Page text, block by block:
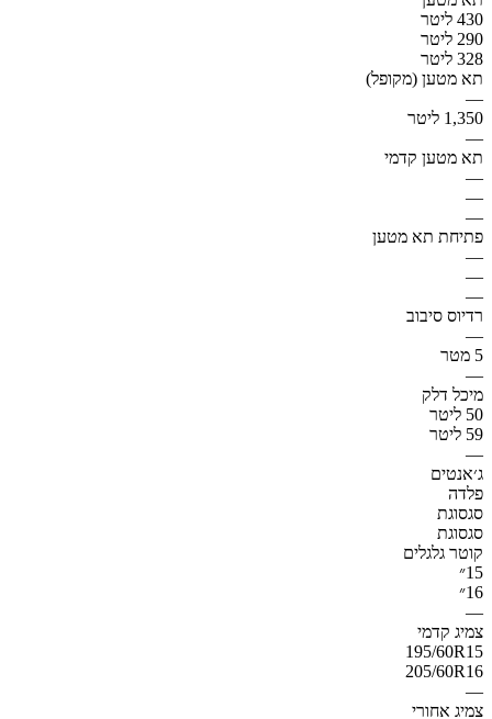
430 ליטר
290 ליטר
328 ליטר
תא מטען (מקופל)
—
1,350 ליטר
—
תא מטען קדמי
—
—
—
פתיחת תא מטען
—
—
—
רדיוס סיבוב
—
5 מטר
—
מיכל דלק
50 ליטר
59 ליטר
—
ג׳אנטים
פלדה
סגסוגת
סגסוגת
קוטר גלגלים
15״
16״
—
צמיג קדמי
195/60R15
205/60R16
—
צמיג אחורי